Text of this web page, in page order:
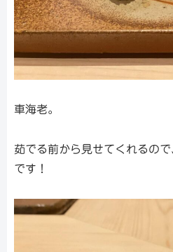
車海老。
茹でる前から見せてくれるの
です！